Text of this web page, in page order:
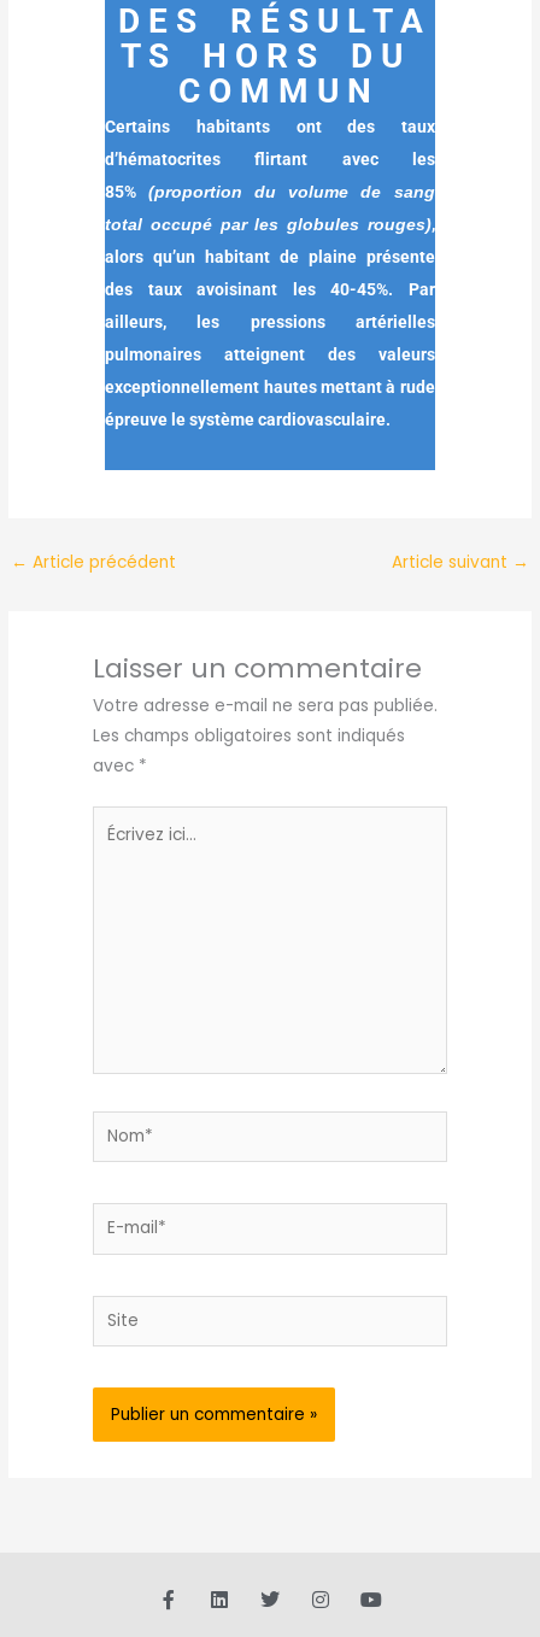
D E S R É S U L T A
T S H O R S D U
C O M M U N
Certains habitants ont des taux
d’hématocrites flirtant avec les
85% (proportion du volume de sang
total occupé par les globules rouges),
alors qu’un habitant de plaine présente
des taux avoisinant les 40-45%. Par
ailleurs, les pressions artérielles
pulmonaires atteignent des valeurs
exceptionnellement hautes mettant à rude
épreuve le système cardiovasculaire.
← Article précédent Article suivant →
Laisser un commentaire
Votre adresse e-mail ne sera pas publiée.
Les champs obligatoires sont indiqués
avec *
Écrivez
Nom*
E-
Site
F
a
L
i
T
w
I
n
Y
o